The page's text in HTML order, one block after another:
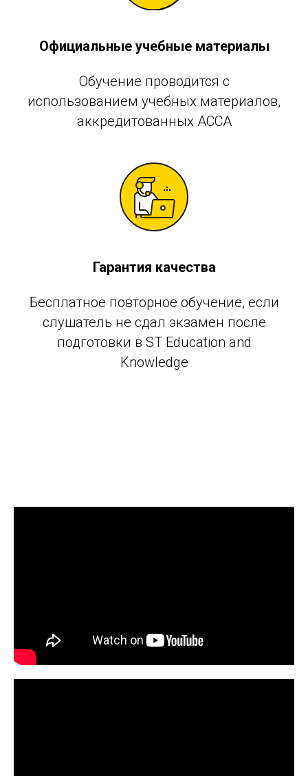
Официальные учебные материалы
Обучение проводится с
использованием учебных материалов,
аккредитованных АССА
Гарантия качества
Бесплатное повторное обучение, если
слушатель не сдал экзамен после
подготовки в ST Education and
Knowledge